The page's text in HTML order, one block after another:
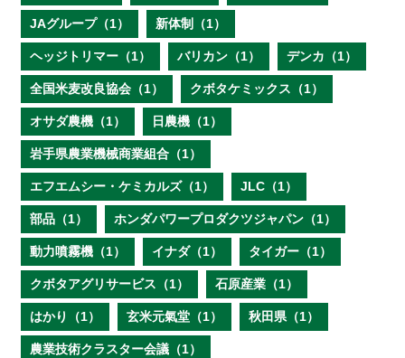
JAグループ（1） 新体制（1）
ヘッジトリマー（1） バリカン（1） デンカ（1）
全国米麦改良協会（1） クボタケミックス（1）
オサダ農機（1） 日農機（1）
岩手県農業機械商業組合（1）
エフエムシー・ケミカルズ（1） JLC（1）
部品（1） ホンダパワープロダクツジャパン（1）
動力噴霧機（1） イナダ（1） タイガー（1）
クボタアグリサービス（1） 石原産業（1）
はかり（1） 玄米元氣堂（1） 秋田県（1）
農業技術クラスター会議（1）